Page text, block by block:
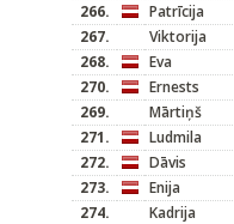
266.
Patrīcija
267.
Viktorija
268.
Eva
270.
Ernests
269.
Mārtiņš
271.
Ludmila
272.
Dāvis
273.
Enija
274.
Kadrija